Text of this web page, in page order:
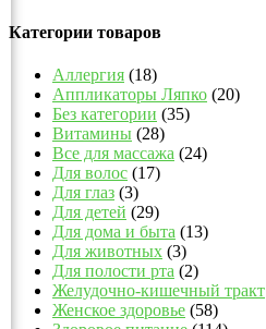
Категории товаров
Аллергия (18)
Аппликаторы Ляпко (20)
Без категории (35)
Витамины (28)
Все для массажа (24)
Для волос (17)
Для глаз (3)
Для детей (29)
Для дома и быта (13)
Для животных (3)
Для полости рта (2)
Желудочно-кишечный тракт
Женское здоровье (58)